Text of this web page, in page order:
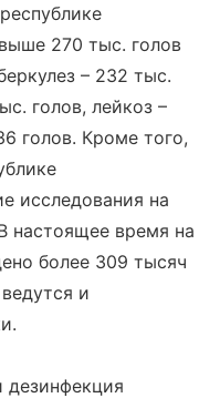
270 тыс. голов
– 232 тыс.
голов, лейкоз –
голов. Кроме того,
исследования на
настоящее время на
более 309 тысяч
и
дезинфекция